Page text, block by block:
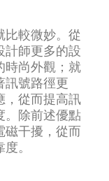
比較微妙。從
計師更多的設
時尚外觀；就
訊號路徑更
，從而提高訊
。除前述優點
磁干擾，從而
。